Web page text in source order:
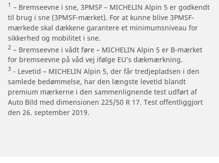
1 – Bremseevne i sne, 3PMSF – MICHELIN Alpin 5 er godkendt
til brug i sne (3PMSF-mærket). For at kunne blive 3PMSF-
mærkede skal dækkene garantere et minimumsniveau for
sikkerhed og mobilitet i sne.
2 – Bremseevne i vådt føre – MICHELIN Alpin 5 er B-mærket
for bremseevne på våd vej ifølge EU’s dækmærkning.
3 - Levetid – MICHELIN Alpin 5, der får tredjepladsen i den
samlede bedømmelse, har den længste levetid blandt
premium mærkerne i den sammenlignende test udført af
Auto Bild med dimensionen 225/50 R 17. Test offentliggjort
den 26. september 2019.